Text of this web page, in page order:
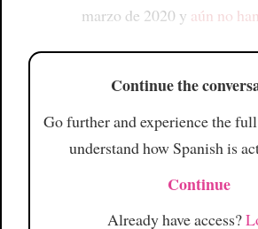
marzo de 2020 y aún no
Continue the
Go further and experience the
understand how Spanish is
Continue
Already have access?